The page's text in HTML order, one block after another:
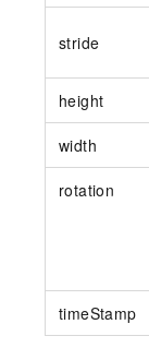
stride
height
width
rotation
timeStamp